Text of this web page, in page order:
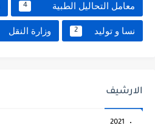
معامل التحاليل الطبية 4
نسا و توليد 2 وزارة النقل
الارشيف
2021